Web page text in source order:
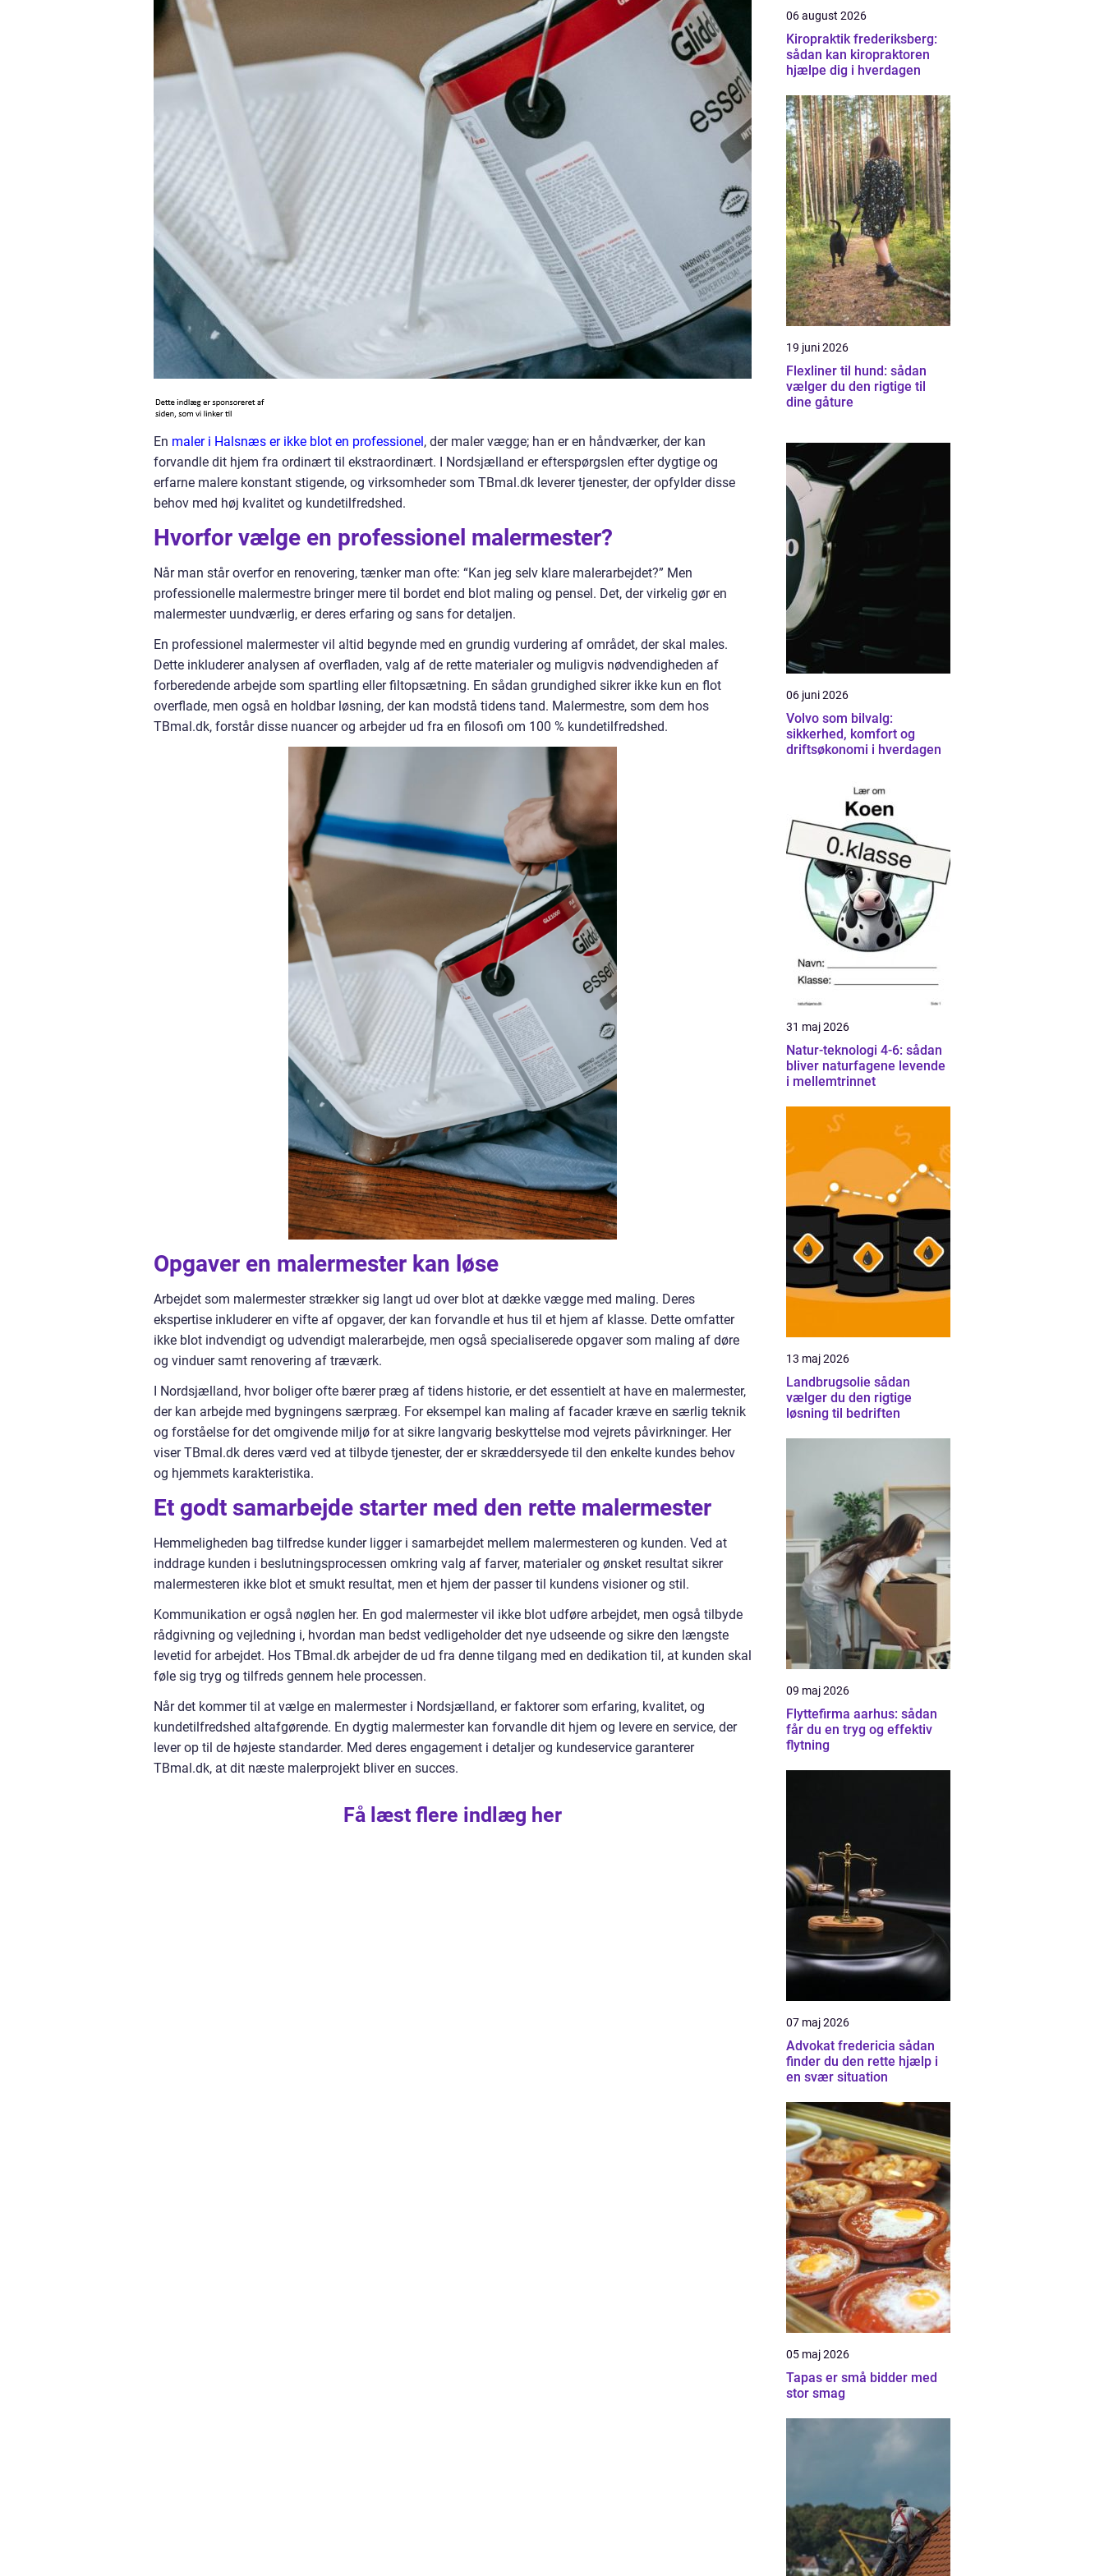
En maler i Halsnæs er ikke blot en professionel, der maler vægge; han er en håndværker, der kan
forvandle dit hjem fra ordinært til ekstraordinært. I Nordsjælland er efterspørgslen efter dygtige og
erfarne malere konstant stigende, og virksomheder som TBmal.dk leverer tjenester, der opfylder disse
behov med høj kvalitet og kundetilfredshed.
Hvorfor vælge en professionel malermester?
Når man står overfor en renovering, tænker man ofte: “Kan jeg selv klare malerarbejdet?” Men
professionelle malermestre bringer mere til bordet end blot maling og pensel. Det, der virkelig gør en
malermester uundværlig, er deres erfaring og sans for detaljen.
En professionel malermester vil altid begynde med en grundig vurdering af området, der skal males.
Dette inkluderer analysen af overfladen, valg af de rette materialer og muligvis nødvendigheden af
forberedende arbejde som spartling eller filtopsætning. En sådan grundighed sikrer ikke kun en flot
overflade, men også en holdbar løsning, der kan modstå tidens tand. Malermestre, som dem hos
TBmal.dk, forstår disse nuancer og arbejder ud fra en filosofi om 100 % kundetilfredshed.
Opgaver en malermester kan løse
Arbejdet som malermester strækker sig langt ud over blot at dække vægge med maling. Deres
ekspertise inkluderer en vifte af opgaver, der kan forvandle et hus til et hjem af klasse. Dette omfatter
ikke blot indvendigt og udvendigt malerarbejde, men også specialiserede opgaver som maling af døre
og vinduer samt renovering af træværk.
I Nordsjælland, hvor boliger ofte bærer præg af tidens historie, er det essentielt at have en malermester,
der kan arbejde med bygningens særpræg. For eksempel kan maling af facader kræve en særlig teknik
og forståelse for det omgivende miljø for at sikre langvarig beskyttelse mod vejrets påvirkninger. Her
viser TBmal.dk deres værd ved at tilbyde tjenester, der er skræddersyede til den enkelte kundes behov
og hjemmets karakteristika.
Et godt samarbejde starter med den rette malermester
Hemmeligheden bag tilfredse kunder ligger i samarbejdet mellem malermesteren og kunden. Ved at
inddrage kunden i beslutningsprocessen omkring valg af farver, materialer og ønsket resultat sikrer
malermesteren ikke blot et smukt resultat, men et hjem der passer til kundens visioner og stil.
Kommunikation er også nøglen her. En god malermester vil ikke blot udføre arbejdet, men også tilbyde
rådgivning og vejledning i, hvordan man bedst vedligeholder det nye udseende og sikre den længste
levetid for arbejdet. Hos TBmal.dk arbejder de ud fra denne tilgang med en dedikation til, at kunden skal
føle sig tryg og tilfreds gennem hele processen.
Når det kommer til at vælge en malermester i Nordsjælland, er faktorer som erfaring, kvalitet, og
kundetilfredshed altafgørende. En dygtig malermester kan forvandle dit hjem og levere en service, der
lever op til de højeste standarder. Med deres engagement i detaljer og kundeservice garanterer
TBmal.dk, at dit næste malerprojekt bliver en succes.
Få læst flere indlæg her
06 august 2026
Kiropraktik frederiksberg:
sådan kan kiropraktoren
hjælpe dig i hverdagen
19 juni 2026
Flexliner til hund: sådan
vælger du den rigtige til
dine gåture
06 juni 2026
Volvo som bilvalg:
sikkerhed, komfort og
driftsøkonomi i hverdagen
31 maj 2026
Natur-teknologi 4-6: sådan
bliver naturfagene levende
i mellemtrinnet
13 maj 2026
Landbrugsolie sådan
vælger du den rigtige
løsning til bedriften
09 maj 2026
Flyttefirma aarhus: sådan
får du en tryg og effektiv
flytning
07 maj 2026
Advokat fredericia sådan
finder du den rette hjælp i
en svær situation
05 maj 2026
Tapas er små bidder med
stor smag